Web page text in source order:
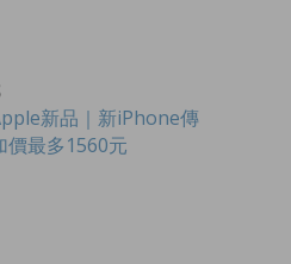
新品｜新iPhone傳
價最多1560元